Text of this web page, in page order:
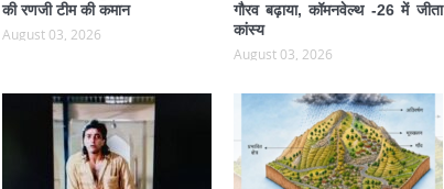
की रणजी टीम की कमान
August 03, 2026
गौरव बढ़ाया, कॉमनवेल्थ -26 में जीता
कांस्य
August 03, 2026